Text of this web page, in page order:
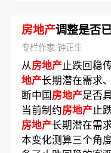
房地产调整是否
专栏作家 钟正生
从房地产止跌回稳
地产长期潜在需求
断中国房地产是否
当前制约房地产止
房地产长期潜在需
本变化测算三个角